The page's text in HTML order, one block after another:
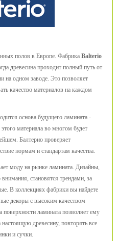
полов в Европе. Фабрика Balterio
древесина проходит полный путь от
на одном заводе. Это позволяет
качество материалов на каждом
основа будущего ламината -
материала во многом будет
Балтерио проверяет
нормам и стандартам качества.
моду на рынке ламината. Дизайны,
становятся трендами, за
В коллекциях фабрики вы найдете
декоры с высоким качеством
поверхности ламината позволяет ему
древесину, повторять все
и сучки.